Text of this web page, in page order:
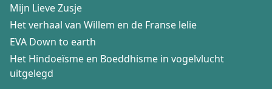
Mijn Lieve Zusje
Het verhaal van Willem en de Franse lelie
EVA Down to earth
Het Hindoeïsme en Boeddhisme in vogelvlucht
uitgelegd